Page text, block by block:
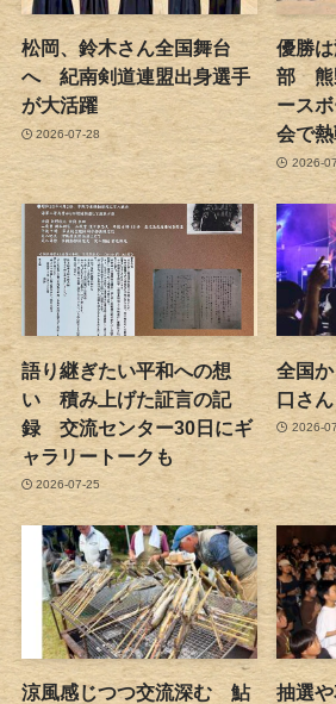
松岡、鈴木さん全国舞台
へ 紀南剣道連盟出身選手
が大活躍
2026-07-28
優勝
部 熊
ース
会で
2026-
語り継ぎたい平和への想
い 積み上げた証言の記
録 交流センター30日にギ
ャラリートークも
2026-07-25
全国
口さ
2026-
涼風感じつつ交流深む 鮎
抽選